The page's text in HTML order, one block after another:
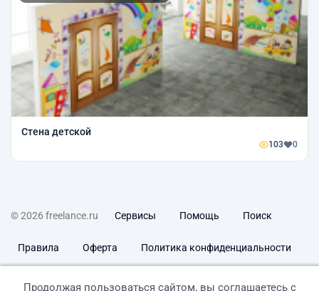
Стена детской
103 0
© 2026 freelance.ru Сервисы Помощь Поиск
Правила Оферта Политика конфиденциальности
Продолжая пользоваться сайтом, вы соглашаетесь с